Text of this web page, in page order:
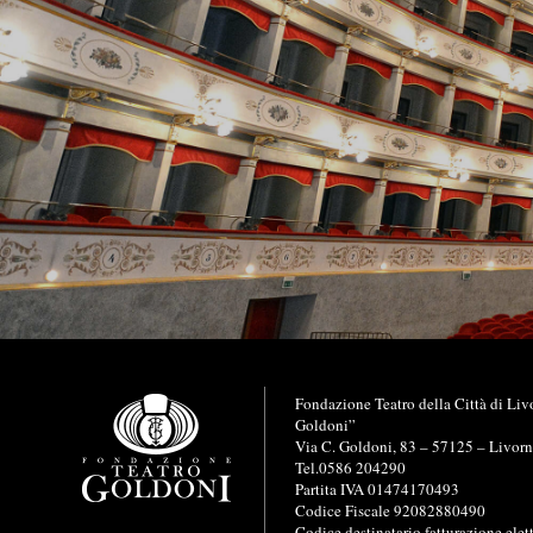
I
n
f
o
r
m
Fondazione Teatro della Città di
Goldoni”
Via C. Goldoni, 83 – 57125 –
Tel.0586 204290
Partita IVA 01474170493
Codice Fiscale 92082880490